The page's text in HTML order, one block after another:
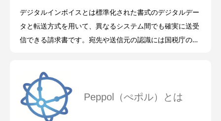
デジタルインボイスとは標準化された書式のデジタルデー
タと転送方式を用いて、異なるシステム間でも確実に送受
信できる請求書です。宛先や送信元の認識には国税庁の法
Peppol（ぺポル）とは